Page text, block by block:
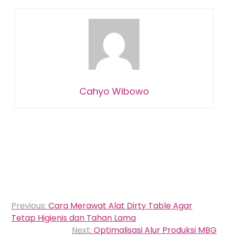
Cahyo Wibowo
Navigasi
pos
Previous: Cara Merawat Alat Dirty Table Agar
Tetap Higienis dan Tahan Lama
Next: Optimalisasi Alur Produksi MBG